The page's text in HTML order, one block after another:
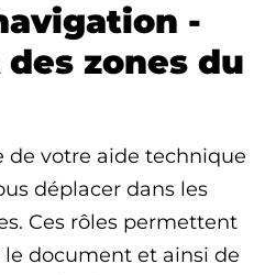
-
des zones du
de votre aide technique
déplacer dans les
Ces rôles permettent
document et ainsi de